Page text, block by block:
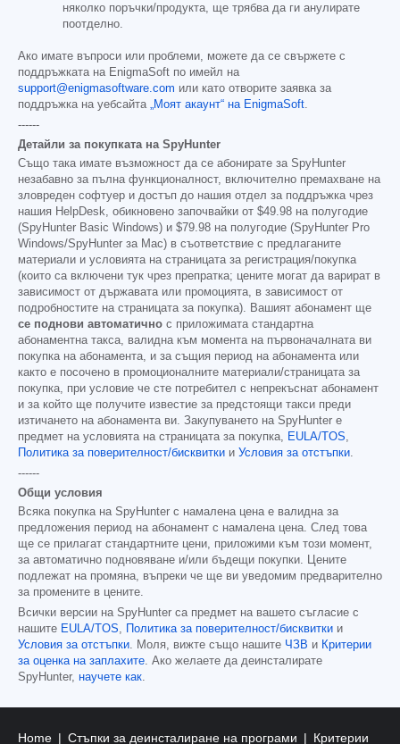
няколко поръчки/продукта, ще трябва да ги анулирате
поотделно.
Ако имате въпроси или проблеми, можете да се свържете с
поддръжката на EnigmaSoft по имейл на
support@enigmasoftware.com или като отворите заявка за
поддръжка на уебсайта „Моят акаунт“ на EnigmaSoft.
------
Детайли за покупката на SpyHunter
Също така имате възможност да се абонирате за SpyHunter
незабавно за пълна функционалност, включително премахване на
зловреден софтуер и достъп до нашия отдел за поддръжка чрез
нашия HelpDesk, обикновено започвайки от $49.98 на полугодие
(SpyHunter Basic Windows) и $79.98 на полугодие (SpyHunter Pro
Windows/SpyHunter за Mac) в съответствие с предлаганите
материали и условията на страницата за регистрация/покупка
(които са включени тук чрез препратка; цените могат да варират в
зависимост от държавата или промоцията, в зависимост от
подробностите на страницата за покупка). Вашият абонамент ще
се поднови автоматично с приложимата стандартна
абонаментна такса, валидна към момента на първоначалната ви
покупка на абонамента, и за същия период на абонамента или
както е посочено в промоционалните материали/страницата за
покупка, при условие че сте потребител с непрекъснат абонамент
и за който ще получите известие за предстоящи такси преди
изтичането на абонамента ви. Закупуването на SpyHunter е
предмет на условията на страницата за покупка, EULA/TOS,
Политика за поверителност/бисквитки и Условия за отстъпки.
------
Общи условия
Всяка покупка на SpyHunter с намалена цена е валидна за
предложения период на абонамент с намалена цена. След това
ще се прилагат стандартните цени, приложими към този момент,
за автоматично подновяване и/или бъдещи покупки. Цените
подлежат на промяна, въпреки че ще ви уведомим предварително
за промените в цените.
Всички версии на SpyHunter са предмет на вашето съгласие с
нашите EULA/TOS, Политика за поверителност/бисквитки и
Условия за отстъпки. Моля, вижте също нашите ЧЗВ и Критерии
за оценка на заплахите. Ако желаете да деинсталирате
SpyHunter, научете как.
Home Стъпки за деинсталиране на програми Критерии